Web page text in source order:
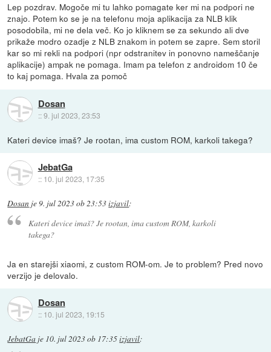
Lep pozdrav. Mogoče mi tu lahko pomagate ker mi na podpori ne
znajo. Potem ko se je na telefonu moja aplikacija za NLB klik
posodobila, mi ne dela več. Ko jo kliknem se za sekundo ali dve
prikaže modro ozadje z NLB znakom in potem se zapre. Sem storil
kar so mi rekli na podpori (npr odstranitev in ponovno nameščanje
aplikacije) ampak ne pomaga. Imam pa telefon z androidom 10 če
to kaj pomaga. Hvala za pomoč
Dosan
::9. jul 2023, 23:53
Kateri device imaš? Je rootan, ima custom ROM, karkoli takega?
JebatGa
:: 10. jul 2023, 17:35
Dosan je 9. jul 2023 ob 23:53izjavil:
Kateri device imaš? Je rootan, ima custom ROM, karkoli
takega?
Ja en starejši xiaomi, z custom ROM-om. Je to problem? Pred novo
verzijo je delovalo.
Dosan
:: 10. jul 2023, 19:15
JebatGa je 10. jul 2023 ob 17:35izjavil: